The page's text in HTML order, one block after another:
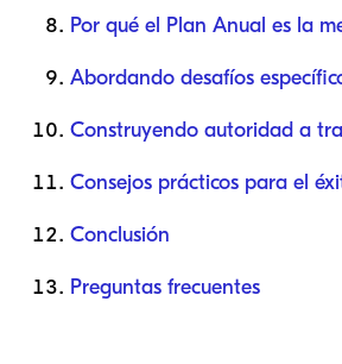
Por qué el Plan Anual es la
Abordando desafíos
Construyendo autoridad a
Consejos prácticos para el
Conclusión
Preguntas frecuentes